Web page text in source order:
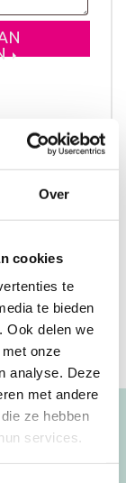
Over
cookies
te
te bieden
Ook delen we
onze
analyse. Deze
met andere
ze hebben
services.